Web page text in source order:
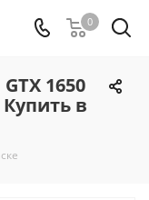
0
1650
Купить в